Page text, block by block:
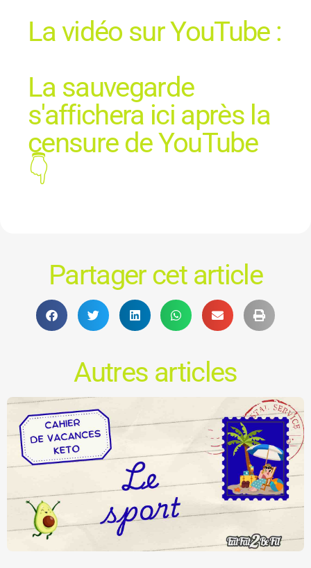
La vidéo sur YouTube :
La sauvegarde
s'affichera ici après la
censure de YouTube
👇
Partager cet article
Autres articles